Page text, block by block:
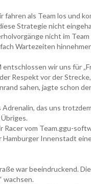
als Team los und
Strategie nicht
nicht im
Wartezeiten
wir uns für
Respekt vor der
sahen, jagte schon
Adrenalin, das uns
vom Team.ggu-
Innenstadt
war beeindruckend.
wachsen.